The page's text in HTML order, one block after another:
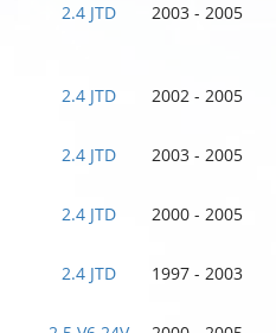
2.4 JTD 2003 - 2005
2.4 JTD 2002 - 2005
2.4 JTD 2003 - 2005
2.4 JTD 2000 - 2005
2.4 JTD 1997 - 2003